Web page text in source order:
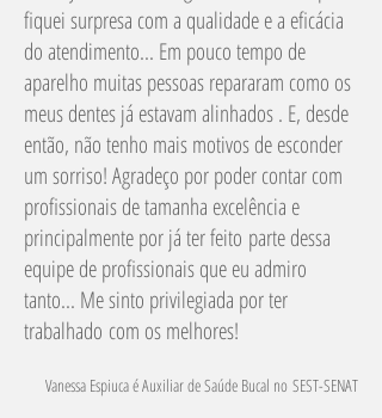
fiquei surpresa com a qualidade e a eficácia
do atendimento... Em pouco tempo de
aparelho muitas pessoas repararam como os
meus dentes já estavam alinhados . E, desde
então, não tenho mais motivos de esconder
um sorriso! Agradeço por poder contar com
profissionais de tamanha excelência e
principalmente por já ter feito parte dessa
equipe de profissionais que eu admiro
tanto... Me sinto privilegiada por ter
trabalhado com os melhores!
Vanessa Espiuca é Auxiliar de Saúde Bucal no SEST-SENAT